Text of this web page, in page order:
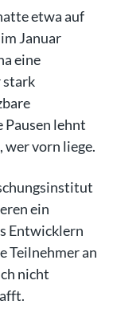
etwa auf
Januar
eine
stark
Pausen lehnt
vorn liege.
ein
Entwicklern
Teilnehmer an
nicht